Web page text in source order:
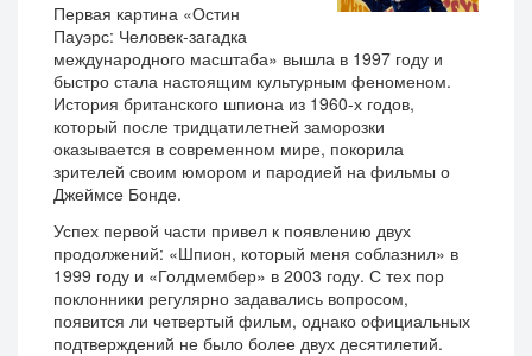
Первая картина «Остин
Пауэрс: Человек-загадка
международного масштаба» вышла в 1997 году и
быстро стала настоящим культурным феноменом.
История британского шпиона из 1960-х годов,
который после тридцатилетней заморозки
оказывается в современном мире, покорила
зрителей своим юмором и пародией на фильмы о
Джеймсе Бонде.
Успех первой части привел к появлению двух
продолжений: «Шпион, который меня соблазнил» в
1999 году и «Голдмембер» в 2003 году. С тех пор
поклонники регулярно задавались вопросом,
появится ли четвертый фильм, однако официальных
подтверждений не было более двух десятилетий.